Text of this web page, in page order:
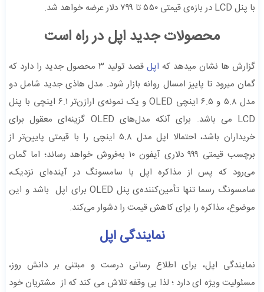
با پنل LCD در بازه‌ی قیمتی ۵۵۰ تا ۷۹۹ دلار عرضه خواهد شد.
محصولات جدید اپل در راه است
گزارش ها نشان میدهد که اپل
قصد تولید ۳ محصول جدید را دارد که
گمان میرود تا پاییز امسال روانه بازار شود. مدل هاذی جدید شامل دو
مدل ۵.۸ و ۶.۵ اینچی OLED و یک نمونه‌ی ارازن‌تر ۶.۱ اینچی با پنل
LCD می باشد. برای آنکه مدل‌های OLED گزینه‌ای معقول برای
خریداران باشد، احتمالا اپل مدل ۵.۸ اینچی را با قیمتی پایین‌تر از
برچسب قیمتی ۹۹۹ دلاری آیفون ۱۰ به‌فروش خواهد رساند؛ اما گمان
می‌رود که پس از مذاکره اپل با سامسونگ در آینده‌ای نزدیک،
سامسونگ رسما تنها تأمین‌کننده‌ی پنل OLED برای اپل باشد و این
موضوع، مذاکره را برای کاهش قیمت را دشوار می‌کند.
نمایندگی اپل
نمایندگی اپل، برای اطلاع رسانی درست و مبتنی بر دانش روز،
مسئولیت ویژه ای دارد ؛ لذا بی وقفه تلاش می کند که از مشتریان خود